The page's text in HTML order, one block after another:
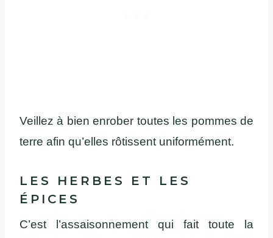
Veillez à bien enrober toutes les pommes de
terre afin qu’elles rôtissent uniformément.
LES HERBES ET LES
ÉPICES
C’est l’assaisonnement qui fait toute la